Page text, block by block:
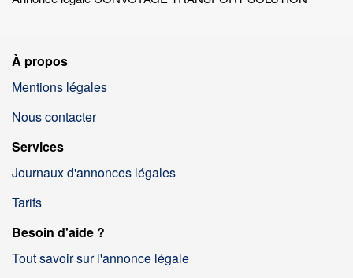
À propos
Mentions légales
Nous contacter
Services
Journaux d'annonces légales
Tarifs
Besoin d'aide ?
Tout savoir sur l'annonce légale